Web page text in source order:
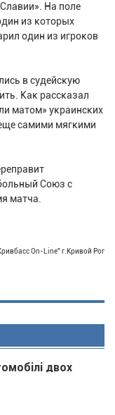
На поле
из которых
один из игроков
в судейскую
Как рассказал
матом» украинских
самими мягкими
Союз с
матча.
On-Line" г.Кривой Рог
двох